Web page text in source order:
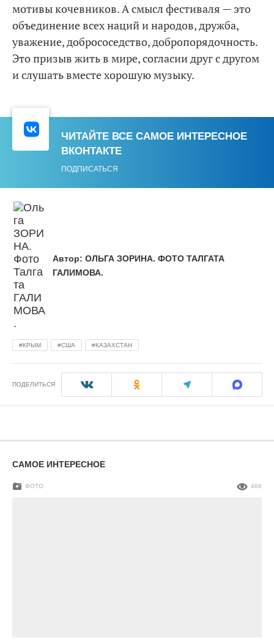
мотивы кочевников. А смысл фестиваля — это
объединение всех наций и народов, дружба,
уважение, добрососедство, добропорядочность.
Это призыв жить в мире, согласии друг с другом
и слушать вместе хорошую музыку.
ЧИТАЙТЕ ВСЕ САМОЕ ИНТЕРЕСНОЕ
ВКОНТАКТЕ
ПОДПИСАТЬСЯ
Автор: ОЛЬГА ЗОРИНА. ФОТО ТАЛГАТА
ГАЛИМОВА.
КРЫМ США КАЗАХСТАН
ПОДЕЛИТЬСЯ
САМОЕ ИНТЕРЕСНОЕ
ФОТО 466